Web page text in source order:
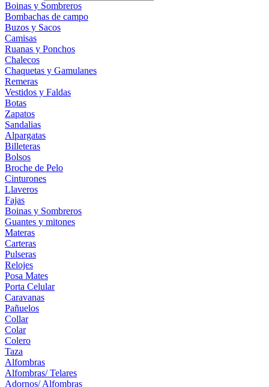
Boinas y Sombreros
Bombachas de campo
Buzos y Sacos
Camisas
Ruanas y Ponchos
Chalecos
Chaquetas y Gamulanes
Remeras
Vestidos y Faldas
Botas
Zapatos
Sandalias
Alpargatas
Billeteras
Bolsos
Broche de Pelo
Cinturones
Llaveros
Fajas
Boinas y Sombreros
Guantes y mitones
Materas
Carteras
Pulseras
Relojes
Posa Mates
Porta Celular
Caravanas
Pañuelos
Collar
Colar
Colero
Taza
Alfombras
Alfombras/ Telares
Adornos/ Alfombras